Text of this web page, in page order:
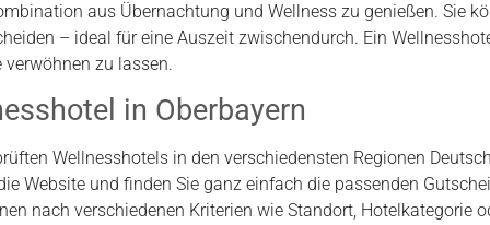
aus Übernachtung und Wellness zu genießen. Sie
– ideal für eine Auszeit zwischendurch. Ein
zu lassen.
in Oberbayern
Wellnesshotels in den verschiedensten Regionen
Website und finden Sie ganz einfach die passenden
nach verschiedenen Kriterien wie Standort, Hotelkategorie